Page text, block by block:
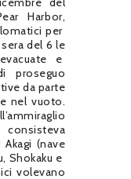
Harbor,
per
del 6 le
e
proseguo
da parte
nel vuoto.
(nave
Shokaku e
volevano